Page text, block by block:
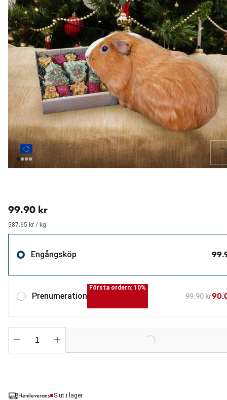
Loading...
Hemleverans Slut i lager
99.90 kr
587.65 kr / kg
Engångsköp
Prenumeration
Första ordern: 10%
99.90 kr